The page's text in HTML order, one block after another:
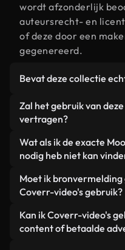
wordt afzonderlijk
auteursrecht- en
of deze door een
gegenereerd.
Bevat deze collectie
Beide. Dit is een
uit echte, door
gegenereerde video's.
gelabeld, zodat je
Zal het gebruik van
vertragen?
Niet als u voor onze
kiest. Wij bieden
achtergrond. Zo blijft
laadtijden
statistieken zoals
Wat als ik de exacte
nodig heb niet kan
Met Coverr AI Studio
Beschrijf de scène –
enkele seconden een
voldoet aan onze
Moet ik
Coverr-video's gebruik?
Naamsvermelding is
onze stockbibliotheek
Kan ik Coverr-video's
content of betaalde